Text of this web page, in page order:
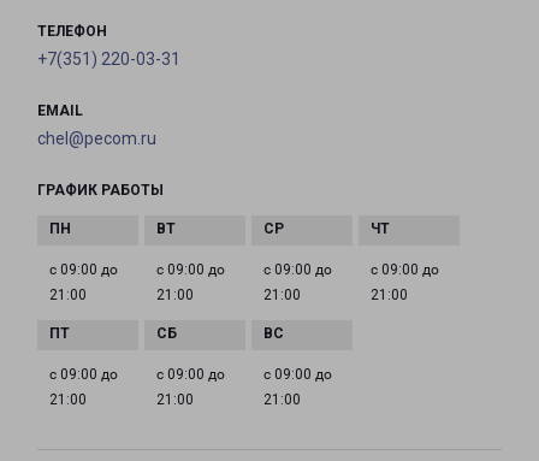
ТЕЛЕФОН
+7(351) 220-03-31
EMAIL
chel@pecom.ru
ГРАФИК РАБОТЫ
с 09:00 до
21:00
с 09:00 до
21:00
с 09:00 до
21:00
с 09:00 до
21:00
с 09:00 до
21:00
с 09:00 до
21:00
с 09:00 до
21:00